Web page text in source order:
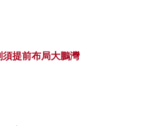
提前布局大鵬灣